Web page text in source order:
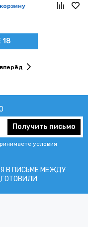
вперёд
Получить письмо
условия
В ПИCЬМЕ МЕЖДУ